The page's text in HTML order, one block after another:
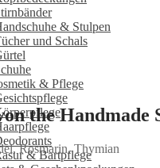
& Stulpen
und Schals
& Pflege
& Bartpflege
the Handmade
Rosmarin, Thymian